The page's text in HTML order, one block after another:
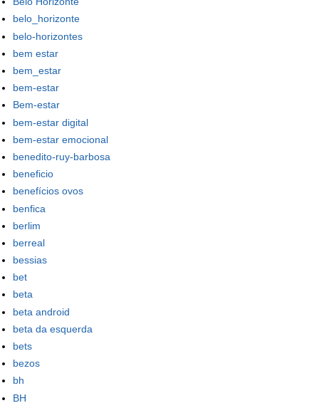
belo_horizonte
belo-horizontes
bem estar
bem_estar
bem-estar
Bem-estar
bem-estar digital
bem-estar emocional
benedito-ruy-barbosa
beneficio
benefícios ovos
benfica
berlim
berreal
bessias
bet
beta
beta android
beta da esquerda
bets
bezos
bh
BH